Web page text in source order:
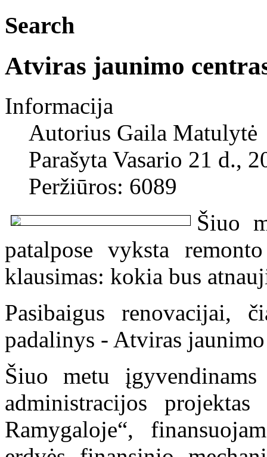
Search
Atviras jaunimo
Informacija
Autorius Gaila Matulytė
Parašyta Vasario 21 d.,
Peržiūros: 6089
Šiuo
patalpose vyksta
klausimas: kokia bus
Pasibaigus renovacijai,
padalinys - Atviras jaunimo
Šiuo metu
administracijos
Ramygaloje“,